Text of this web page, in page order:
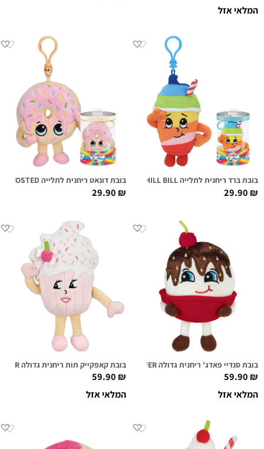
המלאי אזל
בובת ברד ריחנית לתלייה CHILL BILL
29.90₪
בובת דונאט ריחנית לתלייה FARRAH FROSTED
29.90₪
בובת סנדיי פאדג' ריחנית גדולה MR. FUDGENTOP SUPER SNIFFER
59.90₪
המלאי אזל
בובת קאפקייק תות ריחנית גדולה SUGAR CAKE SUPER SNIFFER
59.90₪
המלאי אזל